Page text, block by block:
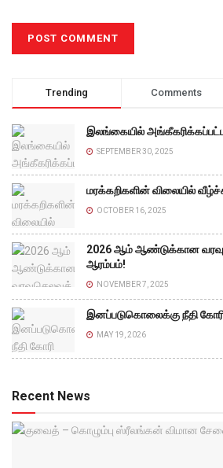
Trending Comments
இலங்கையில்
SEPTEMBER 30, 2025
மரக்கறிகளின் விலையில்
OCTOBER 16, 2025
2026 ஆம் ஆண்டுக்கான
ஆரம்பம்!
NOVEMBER 7, 2025
இனப்படுகொலைக்கு நீதி
MAY 19, 2026
Recent News